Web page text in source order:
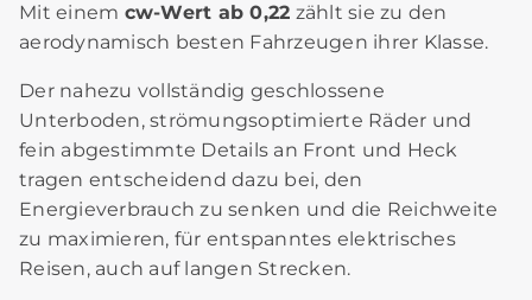
Mit einem cw‑Wert ab 0,22 zählt sie zu den
aerodynamisch besten Fahrzeugen ihrer Klasse.
Der nahezu vollständig geschlossene
Unterboden, strömungsoptimierte Räder und
fein abgestimmte Details an Front und Heck
tragen entscheidend dazu bei, den
Energieverbrauch zu senken und die Reichweite
zu maximieren, für entspanntes elektrisches
Reisen, auch auf langen Strecken.